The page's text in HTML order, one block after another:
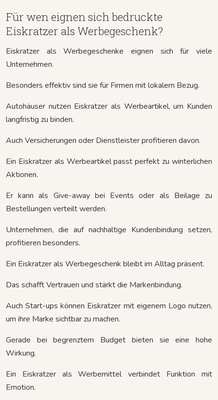
Für wen eignen sich bedruckte
Eiskratzer als Werbegeschenk?
Eiskratzer als Werbegeschenke eignen sich für viele
Unternehmen.
Besonders effektiv sind sie für Firmen mit lokalem Bezug.
Autohäuser nutzen Eiskratzer als Werbeartikel, um Kunden
langfristig zu binden.
Auch Versicherungen oder Dienstleister profitieren davon.
Ein Eiskratzer als Werbeartikel passt perfekt zu winterlichen
Aktionen.
Er kann als Give-away bei Events oder als Beilage zu
Bestellungen verteilt werden.
Unternehmen, die auf nachhaltige Kundenbindung setzen,
profitieren besonders.
Ein Eiskratzer als Werbegeschenk bleibt im Alltag präsent.
Das schafft Vertrauen und stärkt die Markenbindung.
Auch Start-ups können Eiskratzer mit eigenem Logo nutzen,
um ihre Marke sichtbar zu machen.
Gerade bei begrenztem Budget bieten sie eine hohe
Wirkung.
Ein Eiskratzer als Werbemittel verbindet Funktion mit
Emotion.